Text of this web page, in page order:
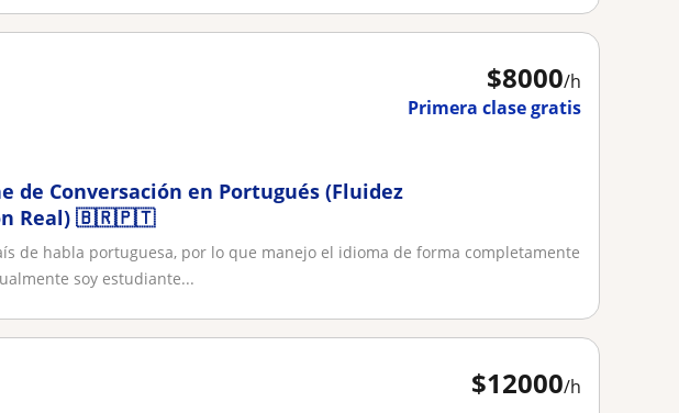
$8000/h
Primera clase gratis
de Conversación en Portugués (Fluidez
Real) 🇧🇷🇵🇹
de habla portuguesa, por lo que manejo el idioma de forma completamente
soy estudiante...
$12000/h